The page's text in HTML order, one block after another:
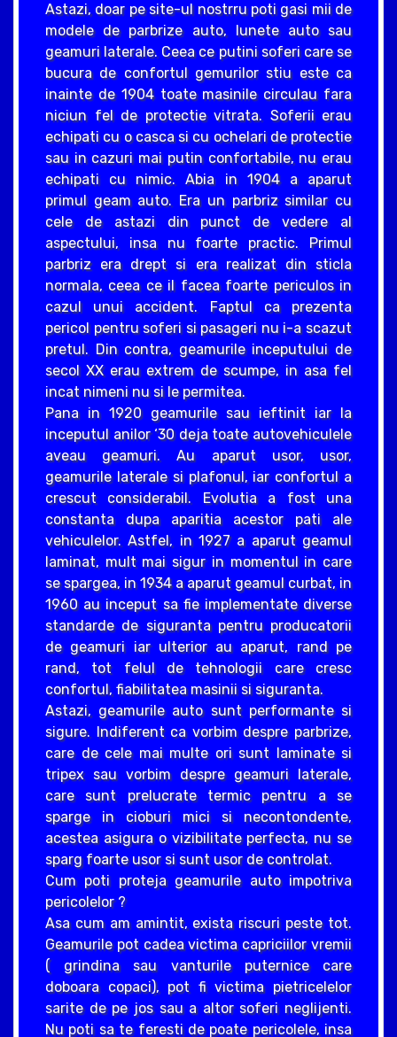
Astazi, doar pe site-ul nostrru poti gasi mii de
modele de parbrize auto, lunete auto sau
geamuri laterale. Ceea ce putini soferi care se
bucura de confortul gemurilor stiu este ca
inainte de 1904 toate masinile circulau fara
niciun fel de protectie vitrata. Soferii erau
echipati cu o casca si cu ochelari de protectie
sau in cazuri mai putin confortabile, nu erau
echipati cu nimic. Abia in 1904 a aparut
primul geam auto. Era un parbriz similar cu
cele de astazi din punct de vedere al
aspectului, insa nu foarte practic. Primul
parbriz era drept si era realizat din sticla
normala, ceea ce il facea foarte periculos in
cazul unui accident. Faptul ca prezenta
pericol pentru soferi si pasageri nu i-a scazut
pretul. Din contra, geamurile inceputului de
secol XX erau extrem de scumpe, in asa fel
incat nimeni nu si le permitea.
Pana in 1920 geamurile sau ieftinit iar la
inceputul anilor ‘30 deja toate autovehiculele
aveau geamuri. Au aparut usor, usor,
geamurile laterale si plafonul, iar confortul a
crescut considerabil. Evolutia a fost una
constanta dupa aparitia acestor pati ale
vehiculelor. Astfel, in 1927 a aparut geamul
laminat, mult mai sigur in momentul in care
se spargea, in 1934 a aparut geamul curbat, in
1960 au inceput sa fie implementate diverse
standarde de siguranta pentru producatorii
de geamuri iar ulterior au aparut, rand pe
rand, tot felul de tehnologii care cresc
confortul, fiabilitatea masinii si siguranta.
Astazi, geamurile auto sunt performante si
sigure. Indiferent ca vorbim despre parbrize,
care de cele mai multe ori sunt laminate si
tripex sau vorbim despre geamuri laterale,
care sunt prelucrate termic pentru a se
sparge in cioburi mici si necontondente,
acestea asigura o vizibilitate perfecta, nu se
sparg foarte usor si sunt usor de controlat.
Cum poti proteja geamurile auto impotriva
pericolelor ?
Asa cum am amintit, exista riscuri peste tot.
Geamurile pot cadea victima capriciilor vremii
( grindina sau vanturile puternice care
doboara copaci), pot fi victima pietricelelor
sarite de pe jos sau a altor soferi neglijenti.
Nu poti sa te feresti de poate pericolele, insa